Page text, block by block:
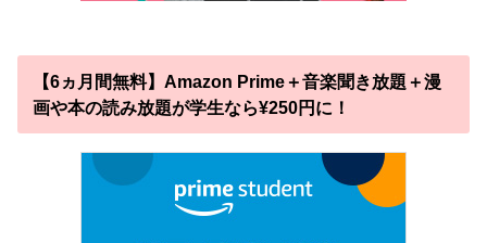
【6ヵ月間無料】Amazon Prime＋音楽聞き放題＋漫
画や本の読み放題が学生なら¥250円に！